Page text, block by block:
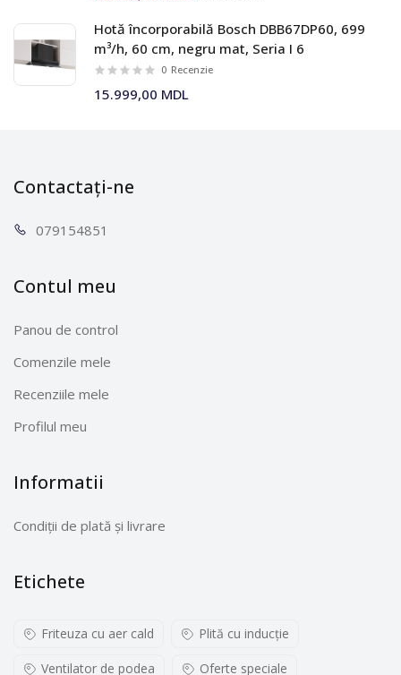
Hotă încorporabilă Bosch DBB67DP60, 699
m³/h, 60 cm, negru mat, Seria I 6
0 Recenzie
15.999,00 MDL
Contactați-ne
0791 54851
Contul meu
Panou de control
Comenzile mele
Recenziile mele
Profilul meu
Informatii
Condiții de plată și livrare
Etichete
Friteuza cu aer cald Plită cu inducţie
Ventilator de podea Oferte speciale